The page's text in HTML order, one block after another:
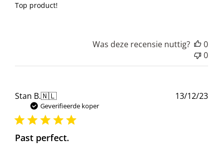
Top product!
Was deze recensie nuttig?
0
0
Stan B.🇳🇱
Geverifieerde koper
Past perfect.
13/12/23